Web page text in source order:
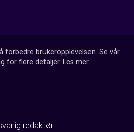
forbedre brukeropplevelsen. Se vår
for flere detaljer. Les mer.
redaktør